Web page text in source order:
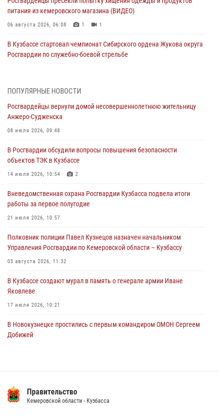
питания из кемеровского магазина (ВИДЕО)
06 августа 2026, 06:08 1 1
В Кузбассе стартовал чемпионат Сибирского ордена Жукова округа
Росгвардии по служебно-боевой стрельбе
Росгвардейцы задержали в Кемерове дебошира, устроившего
05 августа 2026, 09:30
Росгвардейцы задержали участника драки, причинившего побои
05 августа 2026, 08:50
Росгвардейцы пресекли нарушение общественного порядка на
05 августа 2026, 08:10
Росгвардейцы в Юрге пресекли попытку проникновения на
05 августа 2026, 07:45
ПОПУЛЯРНЫЕ НОВОСТИ
Росгвардейцы вернули домой несовершеннолетнюю жительницу
Анжеро-Судженска
08 июля 2026, 09:48
В Росгвардии обсудили вопросы повышения безопасности
объектов ТЭК в Кузбассе
14 июля 2026, 10:54 2
Вневедомственная охрана Росгвардии Кузбасса подвела итоги
работы за первое полугодие
21 июля 2026, 10:57
Полковник полиции Павел Кузнецов назначен начальником
Управления Росгвардии по Кемеровской области – Кузбассу
03 августа 2026, 11:32
В Кузбассе создают мурал в память о генерале армии Иване
Яковлеве
17 июля 2026, 10:21
В Новокузнецке простились с первым командиром ОМОН Сергеем
Добижей
14 июля 2026, 08:52 1
Правительство
Кемеровской области - Кузбасса